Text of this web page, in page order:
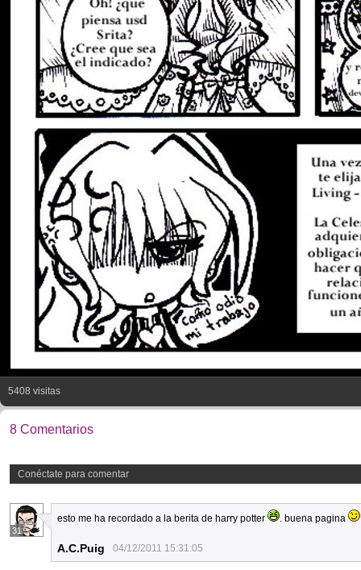
5408 visitas
8 Comentarios
Conéctate para comentar
31
esto me ha recordado a la berita de harry potter . buena pagina
A.C.Puig 04/12/2011 15:31:05